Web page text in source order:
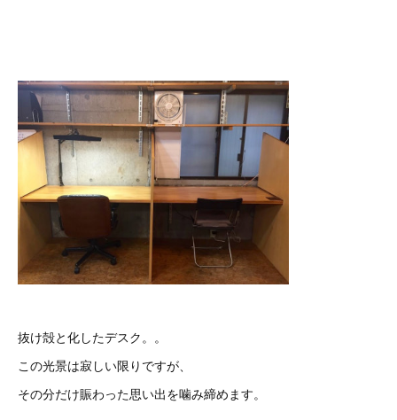
抜け殻と化したデスク。。
この光景は寂しい限りですが、
その分だけ賑わった思い出を噛み締めます。